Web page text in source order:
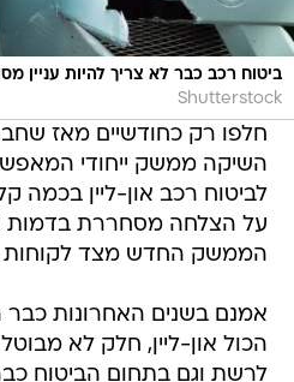
ביטוח רכב כבר לא צריך להיות עניין
Shutterstock
חלפו רק כחודשיים מאז
השיקה ממשק ייחודי
לביטוח רכב און-ליין בכמה
על הצלחה מסחררת בדמות
הממשק החדש מצד לקוחות
אמנם בשנים האחרונות
הכול און-ליין, חלק לא
לרשת וגם בתחום הביטוח